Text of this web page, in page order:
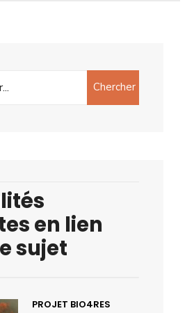
Chercher
en lien
sujet
PROJET BIO4RES